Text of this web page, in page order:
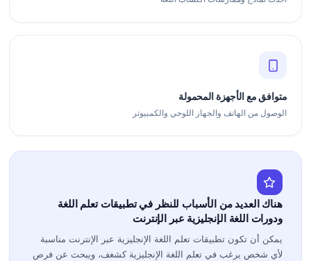
متوافق مع الأجهزة المحمولة
الوصول من الهاتف والجهاز اللوحي والكمبيوتر
هناك العديد من الأسباب للنظر في تطبيقات تعلم اللغة
ودورات اللغة الإنجليزية عبر الإنترنت
يمكن أن تكون تطبيقات تعلم اللغة الإنجليزية عبر الإنترنت مناسبة
لأي شخص يرغب في تعلم اللغة الإنجليزية كشغف، ويبحث عن فرص